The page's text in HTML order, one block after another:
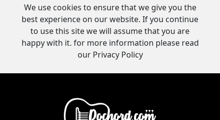
We use cookies to ensure that we give you the
best experience on our website. If you continue
to use this site we will assume that you are
happy with it. for more information please read
our Privacy Policy